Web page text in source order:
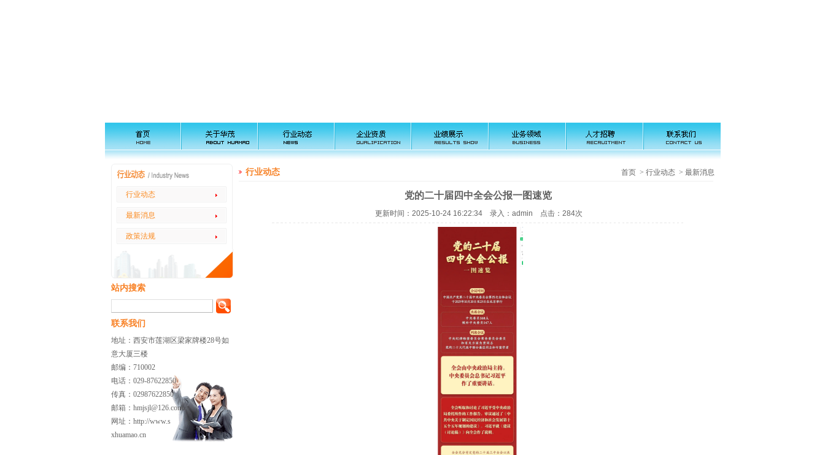
行业动态
最新消息
政策法规
站内搜索
联系我们
地址：西安市莲湖区梁家牌楼28号如
意大厦三楼
邮编：710002
电话：029-87622850
传真：02987622850
邮箱：hmjsjl@126.com
网址：http://www.s
xhuamao.cn
行业动态 首页 > 行业动态 > 最新消息
党的二十届四中全会公报一图速览
更新时间：2025-10-24 16:22:34 录入：admin 点击：284次